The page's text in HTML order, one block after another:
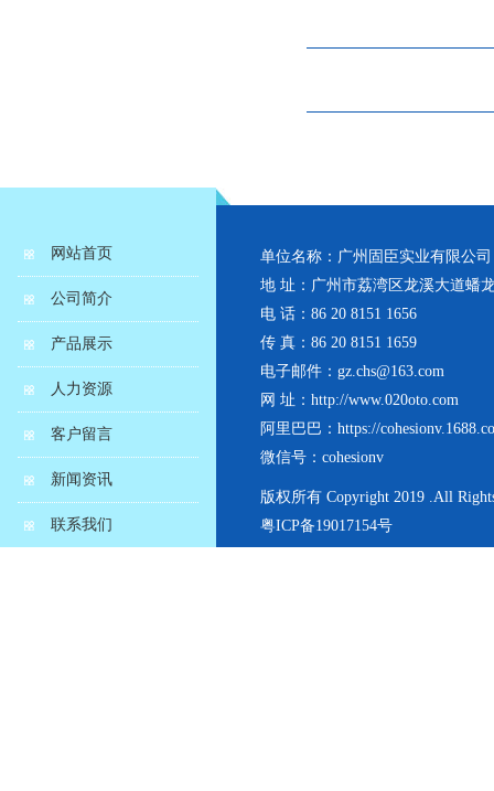
网站首页
公司简介
产品展示
人力资源
客户留言
新闻资讯
联系我们
单位名称：广州固臣实业有限公司
地 址：广州市荔湾区龙溪大道蟠
电 话：86 20 8151 1656
传 真：86 20 8151 1659
电子邮件：gz.chs@163.com
网 址：http://www.020oto.com
阿里巴巴：https://
微信号：cohesionv
版权所有 Copyright 2019 .All
粤ICP备19017154号